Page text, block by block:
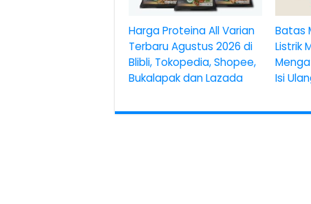
Harga Proteina All Varian
Terbaru Agustus 2026 di
Blibli, Tokopedia, Shopee,
Bukalapak dan Lazada
Batas
Listrik
Isi